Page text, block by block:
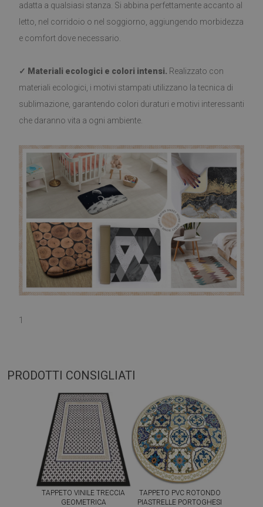
adatta a qualsiasi stanza. Si abbina perfettamente accanto al
letto, nel corridoio o nel soggiorno, aggiungendo morbidezza
e comfort dove necessario.
✓ Materiali ecologici e colori intensi. Realizzato con
materiali ecologici, i motivi stampati utilizzano la tecnica di
sublimazione, garantendo colori duraturi e motivi interessanti
che daranno vita a ogni ambiente.
1
PRODOTTI CONSIGLIATI
TAPPETO VINILE TRECCIA
GEOMETRICA
TAPPETO PVC ROTONDO
PIASTRELLE PORTOGHESI